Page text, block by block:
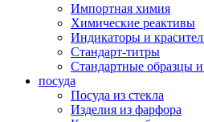
Импортная химия
Химические реактивы
Индикаторы и
Стандарт-титры
Стандартные образцы
посуда
Посуда из стекла
Изделия из фарфора